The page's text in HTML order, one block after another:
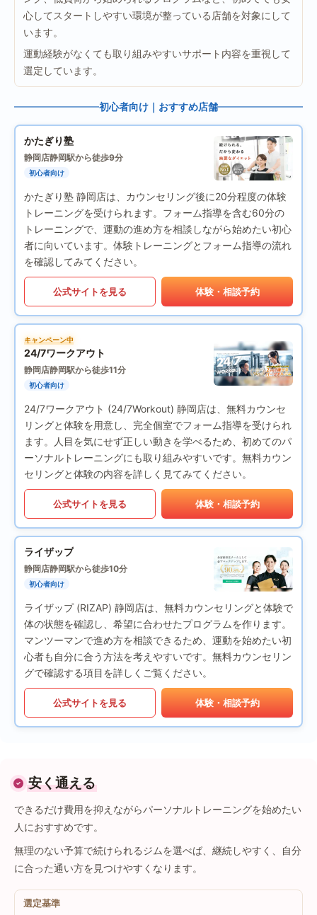
心してスタートしやすい環境が整っている店舗を対象にして
います。
運動経験がなくても取り組みやすいサポート内容を重視して
選定しています。
初心者向け｜おすすめ店舗
かたぎり塾
静岡店静岡駅から徒歩9分
初心者向け
かたぎり塾 静岡店は、カウンセリング後に20分程度の体験
トレーニングを受けられます。フォーム指導を含む60分の
トレーニングで、運動の進め方を相談しながら始めたい初心
者に向いています。体験トレーニングとフォーム指導の流れ
を確認してみてください。
公式サイトを見る 体験・相談予約
キャンペーン中
24/7ワークアウト
静岡店静岡駅から徒歩11分
初心者向け
24/7ワークアウト (24/7Workout) 静岡店は、無料カウンセ
リングと体験を用意し、完全個室でフォーム指導を受けられ
ます。人目を気にせず正しい動きを学べるため、初めてのパ
ーソナルトレーニングにも取り組みやすいです。無料カウン
セリングと体験の内容を詳しく見てみてください。
公式サイトを見る 体験・相談予約
ライザップ
静岡店静岡駅から徒歩10分
初心者向け
ライザップ (RIZAP) 静岡店は、無料カウンセリングと体験で
体の状態を確認し、希望に合わせたプログラムを作ります。
マンツーマンで進め方を相談できるため、運動を始めたい初
心者も自分に合う方法を考えやすいです。無料カウンセリン
グで確認する項目を詳しくご覧ください。
公式サイトを見る 体験・相談予約
安く通える
できるだけ費用を抑えながらパーソナルトレーニングを始めたい
人におすすめです。
無理のない予算で続けられるジムを選べば、継続しやすく、自分
に合った通い方を見つけやすくなります。
選定基準